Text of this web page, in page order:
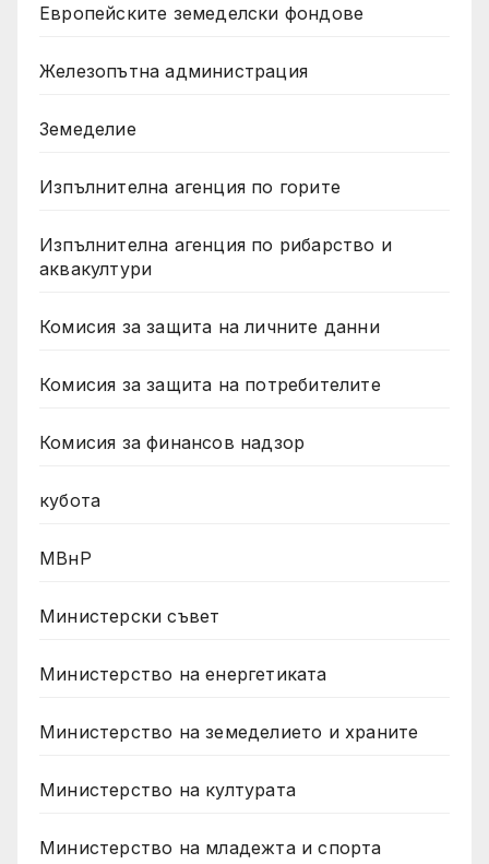
Европейските земеделски фондове
Железопътна администрация
Земеделие
Изпълнителна агенция по горите
Изпълнителна агенция по рибарство и
аквакултури
Комисия за защита на личните данни
Комисия за защита на потребителите
Комисия за финансов надзор
кубота
МВнР
Министерски съвет
Министерство на енергетиката
Министерство на земеделието и храните
Министерство на културата
Министерство на младежта и спорта